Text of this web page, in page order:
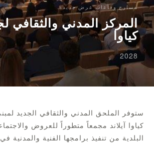
مسارح وقاعات عرض جديدة
المركز المدني والثقافي
كياوا
2028
ستوفر الملحق المدني والثقافي الجديد
كياوا آيلاند مجمعاً متطوراً للعروض
البلدية من تنفيذ برامجها الفنية